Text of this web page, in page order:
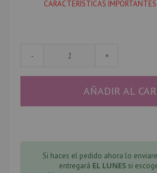
CARACTERÍSTICAS IMPORTANTES
- +
AÑADIR AL
Si haces el pedido ahora lo
entregará EL LUNESsi